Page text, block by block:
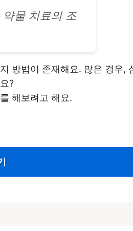
물 치료의 조
방법이 존재해요. 많은 경우,
?
해보려고 해요.